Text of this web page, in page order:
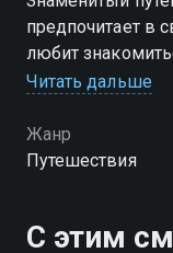
предпочитает в
любит
чужие дела
Читать дальше
Жанр
Путешествия
С этим